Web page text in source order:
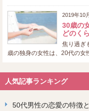
2019年10
30歳の
どのく
焦り過ぎ
歳の独身の女性は、20代の
人気記事ランキング
50代男性の恋愛の特徴